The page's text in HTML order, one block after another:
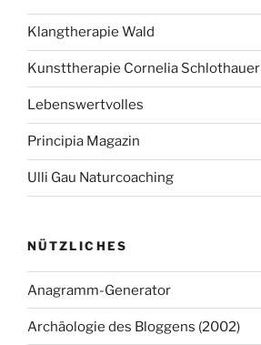
Klangtherapie Wald
Kunsttherapie Cornelia Schlothauer
Lebenswertvolles
Principia Magazin
Ulli Gau Naturcoaching
NÜTZLICHES
Anagramm-Generator
Archäologie des Bloggens (2002)